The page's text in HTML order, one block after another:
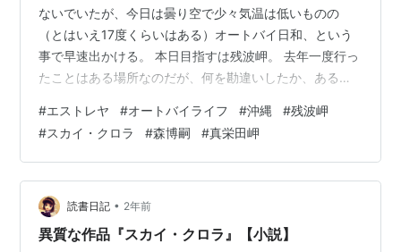
ないでいたが、今日は曇り空で少々気温は低いものの
（とはいえ17度くらいはある）オートバイ日和、という
事で早速出かける。 本日目指すは残波岬。 去年一度行っ
たことはある場所なのだが、何を勘違いしたか、あるい
向こうの岬の先端の灯台までは何故か行ってなかったの
だ。そこで再チャレンジ。 昨今、再チャレンジとか再挑
戦の意味で「リベンジ」という言葉を使いたがる風潮が
あるが、あれには個人的に非常に違和感があるし、嫌な
言葉の使い方。 今日見た、最大50%オフ・280冊「講談
社 あの名作に再チャレンジ！リベンジ読…
#エストレヤ #オートバイライフ #沖縄 #残波岬
#スカイ・クロラ #森博嗣 #真栄田岬
読書日記 • 2年前
異質な作品『スカイ・クロラ』【小説】